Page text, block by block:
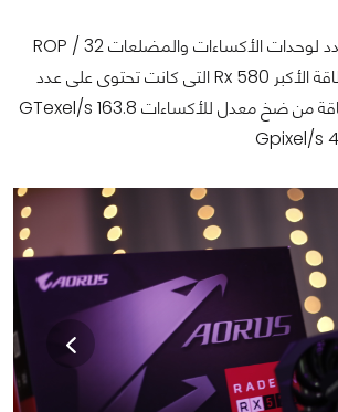
البطاقة تحتوى على عدد لوحدات الأكساءات والمضلعات 32 ROP /
128 TMU بعكس البطاقة الأكبر Rx 580 التى كانت تحتوى على عدد
32/144. لتتمكن البطاقة من ضخ معدل للأكساءات 163.8 GTexel/s